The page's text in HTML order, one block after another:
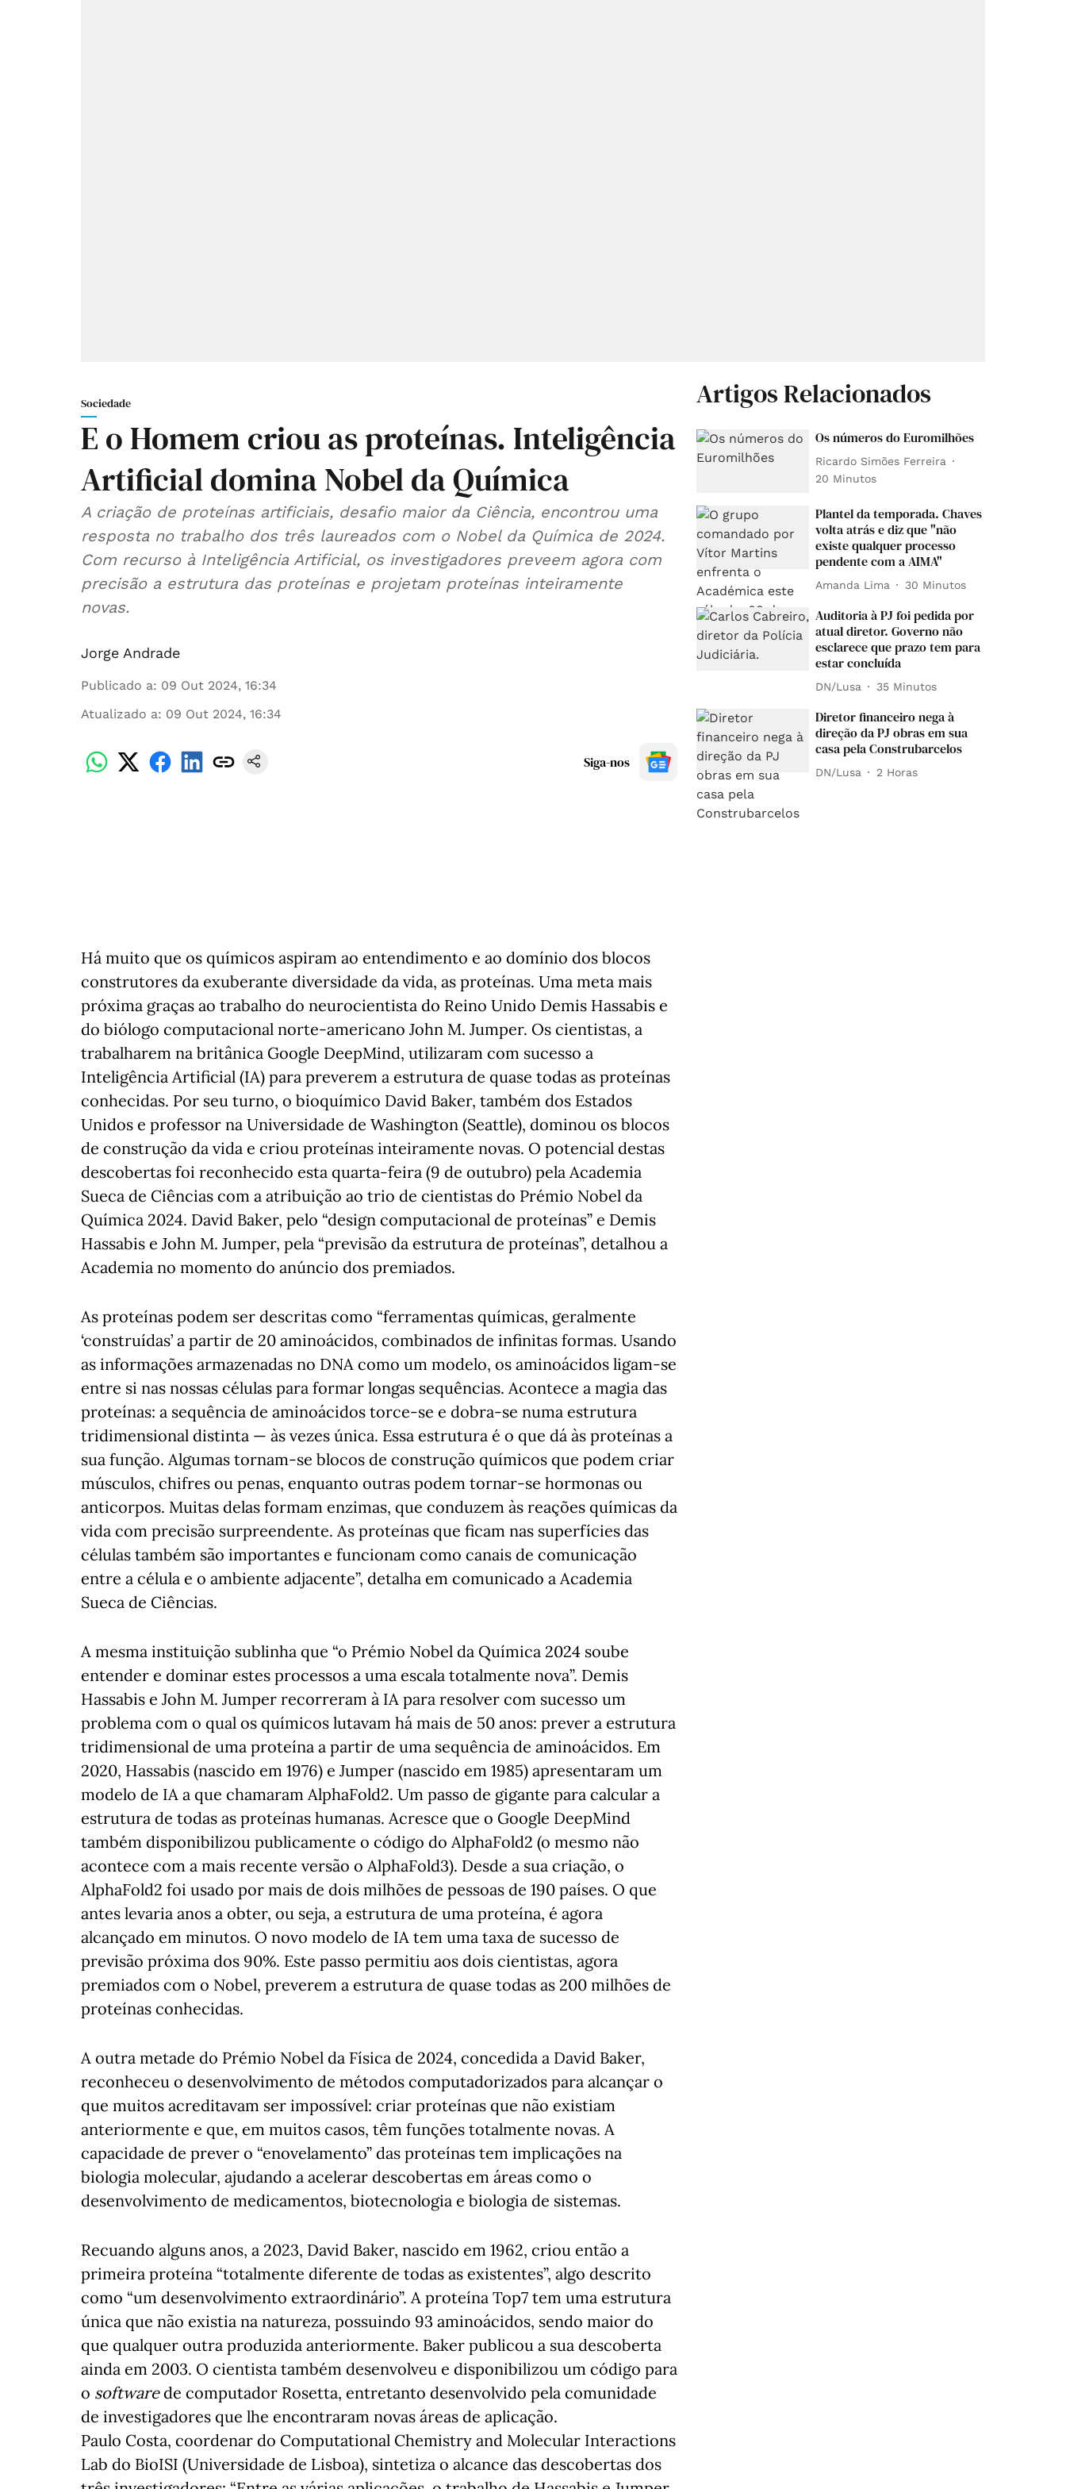
Sociedade
E o Homem criou as proteínas. Inteligência
Artificial domina Nobel da Química
A criação de proteínas artificiais, desafio maior da Ciência, encontrou uma
resposta no trabalho dos três laureados com o Nobel da Química de 2024.
Com recurso à Inteligência Artificial, os investigadores preveem agora com
precisão a estrutura das proteínas e projetam proteínas inteiramente
novas.
Jorge Andrade
Publicado a: 09 Out 2024, 16:34
Atualizado a: 09 Out 2024, 16:34
Siga-nos
Há muito que os químicos aspiram ao entendimento e ao domínio dos blocos
construtores da exuberante diversidade da vida, as proteínas. Uma meta mais
próxima graças ao trabalho do neurocientista do Reino Unido Demis Hassabis e
do biólogo computacional norte-americano John M. Jumper. Os cientistas, a
trabalharem na britânica Google DeepMind, utilizaram com sucesso a
Inteligência Artificial (IA) para preverem a estrutura de quase todas as proteínas
conhecidas. Por seu turno, o bioquímico David Baker, também dos Estados
Unidos e professor na Universidade de Washington (Seattle), dominou os blocos
de construção da vida e criou proteínas inteiramente novas. O potencial destas
descobertas foi reconhecido esta quarta-feira (9 de outubro) pela Academia
Sueca de Ciências com a atribuição ao trio de cientistas do Prémio Nobel da
Química 2024. David Baker, pelo “design computacional de proteínas” e Demis
Hassabis e John M. Jumper, pela “previsão da estrutura de proteínas”, detalhou a
Academia no momento do anúncio dos premiados.
As proteínas podem ser descritas como “ferramentas químicas, geralmente
‘construídas’ a partir de 20 aminoácidos, combinados de infinitas formas. Usando
as informações armazenadas no DNA como um modelo, os aminoácidos ligam-se
entre si nas nossas células para formar longas sequências. Acontece a magia das
proteínas: a sequência de aminoácidos torce-se e dobra-se numa estrutura
tridimensional distinta — às vezes única. Essa estrutura é o que dá às proteínas a
sua função. Algumas tornam-se blocos de construção químicos que podem criar
músculos, chifres ou penas, enquanto outras podem tornar-se hormonas ou
anticorpos. Muitas delas formam enzimas, que conduzem às reações químicas da
vida com precisão surpreendente. As proteínas que ficam nas superfícies das
células também são importantes e funcionam como canais de comunicação
entre a célula e o ambiente adjacente”, detalha em comunicado a Academia
Sueca de Ciências.
A mesma instituição sublinha que “o Prémio Nobel da Química 2024 soube
entender e dominar estes processos a uma escala totalmente nova”. Demis
Hassabis e John M. Jumper recorreram à IA para resolver com sucesso um
problema com o qual os químicos lutavam há mais de 50 anos: prever a estrutura
tridimensional de uma proteína a partir de uma sequência de aminoácidos. Em
2020, Hassabis (nascido em 1976) e Jumper (nascido em 1985) apresentaram um
modelo de IA a que chamaram AlphaFold2. Um passo de gigante para calcular a
estrutura de todas as proteínas humanas. Acresce que o Google DeepMind
também disponibilizou publicamente o código do AlphaFold2 (o mesmo não
acontece com a mais recente versão o AlphaFold3). Desde a sua criação, o
AlphaFold2 foi usado por mais de dois milhões de pessoas de 190 países. O que
antes levaria anos a obter, ou seja, a estrutura de uma proteína, é agora
alcançado em minutos. O novo modelo de IA tem uma taxa de sucesso de
previsão próxima dos 90%. Este passo permitiu aos dois cientistas, agora
premiados com o Nobel, preverem a estrutura de quase todas as 200 milhões de
proteínas conhecidas.
A outra metade do Prémio Nobel da Física de 2024, concedida a David Baker,
reconheceu o desenvolvimento de métodos computadorizados para alcançar o
que muitos acreditavam ser impossível: criar proteínas que não existiam
anteriormente e que, em muitos casos, têm funções totalmente novas. A
capacidade de prever o “enovelamento” das proteínas tem implicações na
biologia molecular, ajudando a acelerar descobertas em áreas como o
desenvolvimento de medicamentos, biotecnologia e biologia de sistemas.
Recuando alguns anos, a 2023, David Baker, nascido em 1962, criou então a
primeira proteína “totalmente diferente de todas as existentes”, algo descrito
como “um desenvolvimento extraordinário”. A proteína Top7 tem uma estrutura
única que não existia na natureza, possuindo 93 aminoácidos, sendo maior do
que qualquer outra produzida anteriormente. Baker publicou a sua descoberta
ainda em 2003. O cientista também desenvolveu e disponibilizou um código para
o softwarede computador Rosetta, entretanto desenvolvido pela comunidade
de investigadores que lhe encontraram novas áreas de aplicação.
Paulo Costa, coordenar do Computational Chemistry and Molecular Interactions
Lab do BioISI (Universidade de Lisboa), sintetiza o alcance das descobertas dos
Artigos Relacionados
Os números do Euromilhões
Ricardo Simões Ferreira
20 Minutos
Plantel da temporada. Chaves
volta atrás e diz que "não
existe qualquer processo
pendente com a AIMA"
Amanda Lima 30 Minutos
Auditoria à PJ foi pedida por
atual diretor. Governo não
esclarece que prazo tem para
estar concluída
DN/Lusa 35 Minutos
Diretor financeiro nega à
direção da PJ obras em sua
casa pela Construbarcelos
DN/Lusa 2 Horas